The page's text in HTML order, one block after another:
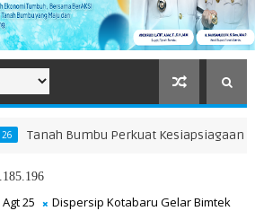
Bumbu Perkuat Kesiapsiagaan
25
Dispersip Kotabaru Gelar Bimtek